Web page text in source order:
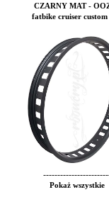
CZARNY MAT -
fatbike cruiser custom
Pokaż wszystkie